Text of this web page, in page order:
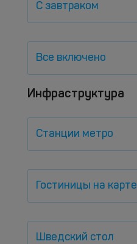
С завтраком
Все включено
Инфраструктура
Станции метро
Гостиницы на карте
Шведский стол